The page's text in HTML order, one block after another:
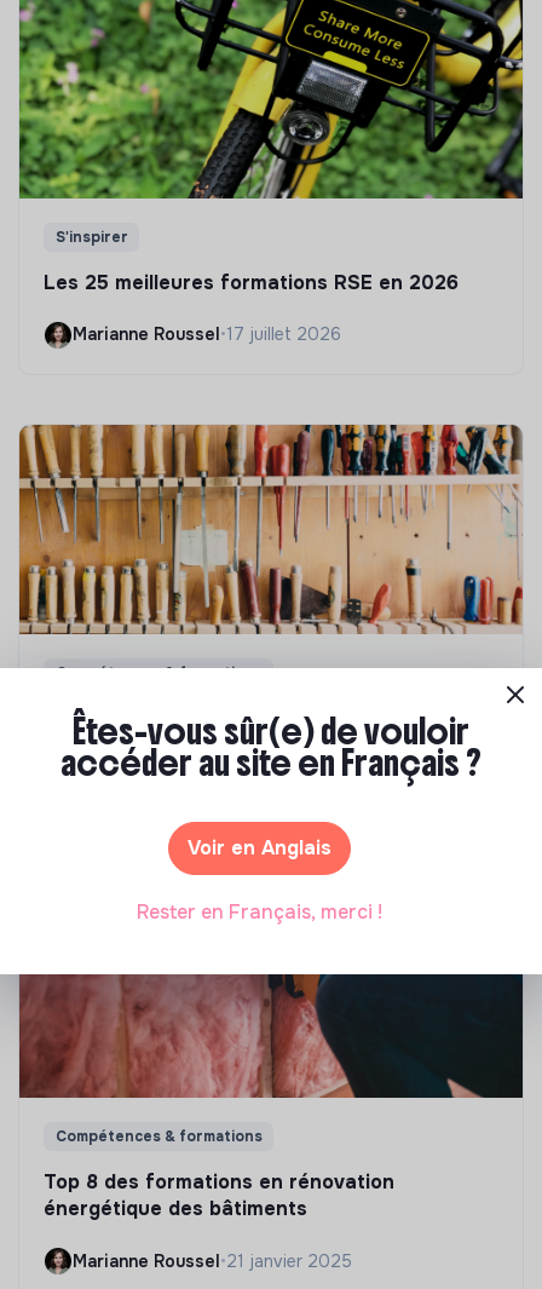
S'inspirer
Les 25 meilleures formations RSE en 2026
Marianne Roussel •17 juillet 2026
Compétences & formations
Comment se former à la transition écologique
Compétences & formations
Top 8 des formations en rénovation
énergétique des bâtiments
Marianne Roussel•21 janvier 2025
Êtes-vous sûr(e) de vouloir
accéder au site en Français ?
Voir en Anglais
Rester en Français, merci !